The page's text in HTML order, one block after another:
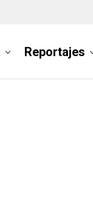
Reportajes